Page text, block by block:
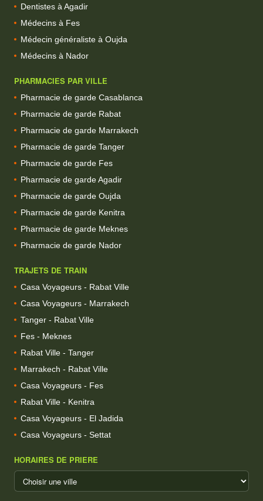
Dentistes à Agadir
Médecins à Fes
Médecin généraliste à Oujda
Médecins à Nador
PHARMACIES PAR VILLE
Pharmacie de garde Casablanca
Pharmacie de garde Rabat
Pharmacie de garde Marrakech
Pharmacie de garde Tanger
Pharmacie de garde Fes
Pharmacie de garde Agadir
Pharmacie de garde Oujda
Pharmacie de garde Kenitra
Pharmacie de garde Meknes
Pharmacie de garde Nador
TRAJETS DE TRAIN
Casa Voyageurs - Rabat Ville
Casa Voyageurs - Marrakech
Tanger - Rabat Ville
Fes - Meknes
Rabat Ville - Tanger
Marrakech - Rabat Ville
Casa Voyageurs - Fes
Rabat Ville - Kenitra
Casa Voyageurs - El Jadida
Casa Voyageurs - Settat
HORAIRES DE PRIERE